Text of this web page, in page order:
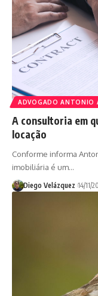
ADVOGADO ANTONIO
A consultoria em
locação
Conforme informa
imobiliária é um…
Diego Velázquez 14/11/